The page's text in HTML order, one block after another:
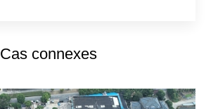
Cas connexes